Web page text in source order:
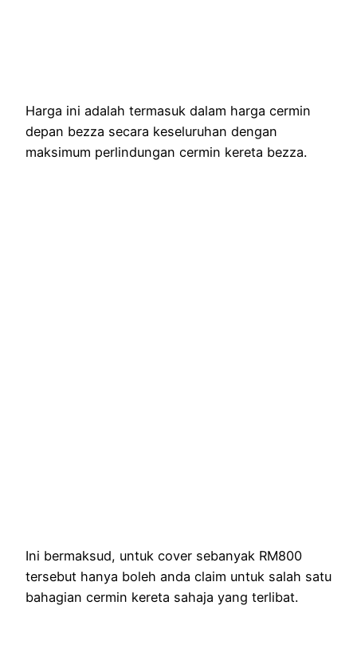
Harga ini adalah termasuk dalam harga cermin
depan bezza secara keseluruhan dengan
maksimum perlindungan cermin kereta bezza.
Ini bermaksud, untuk cover sebanyak RM800
tersebut hanya boleh anda claim untuk salah satu
bahagian cermin kereta sahaja yang terlibat.